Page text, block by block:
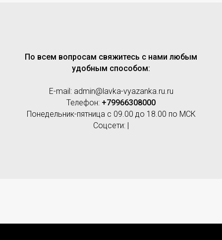
По всем вопросам свяжитесь с нами любым
удобным способом:
E-mail: admin@lavka-vyazanka.ru.ru
Телефон: +79966308000
Понедельник-пятница с 09.00 до 18.00 по МСК
Соцсети: |